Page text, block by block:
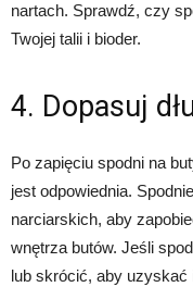
nartach. Sprawdź, czy
Twojej talii i bioder.
4. Dopasuj
Po zapięciu spodni na
jest odpowiednia.
narciarskich, aby
wnętrza butów. Jeśli
lub skrócić, aby uzyskać